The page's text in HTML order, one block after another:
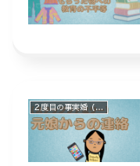
２度目の事実婚（ステップファミリー）